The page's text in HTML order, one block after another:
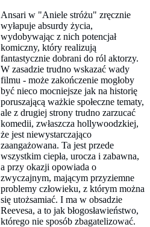
Ansari w "Aniele stróżu" zręcznie
wyłapuje absurdy życia,
wydobywając z nich potencjał
komiczny, który realizują
fantastycznie dobrani do ról aktorzy.
W zasadzie trudno wskazać wady
filmu - może zakończenie mogłoby
być nieco mocniejsze jak na historię
poruszającą ważkie społeczne tematy,
ale z drugiej strony trudno zarzucać
komedii, zwłaszcza hollywoodzkiej,
że jest niewystarczająco
zaangażowana. Ta jest przede
wszystkim ciepła, urocza i zabawna,
a przy okazji opowiada o
zwyczajnym, mającym przyziemne
problemy człowieku, z którym można
się utożsamiać. I ma w obsadzie
Reevesa, a to jak błogosławieństwo,
którego nie sposób zbagatelizować.